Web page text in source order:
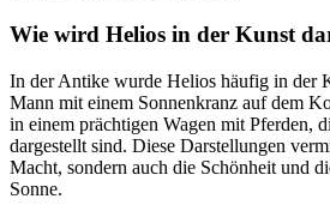
Wie wird Helios in der Kunst
In⁣ der Antike wurde Helios häufig in der
Mann mit ⁤einem Sonnenkranz auf dem
in einem prächtigen Wagen mit⁢ Pferden,
‍dargestellt sind. ⁤Diese Darstellungen
Macht, sondern auch die‍ Schönheit⁤ und⁤
‌Sonne.